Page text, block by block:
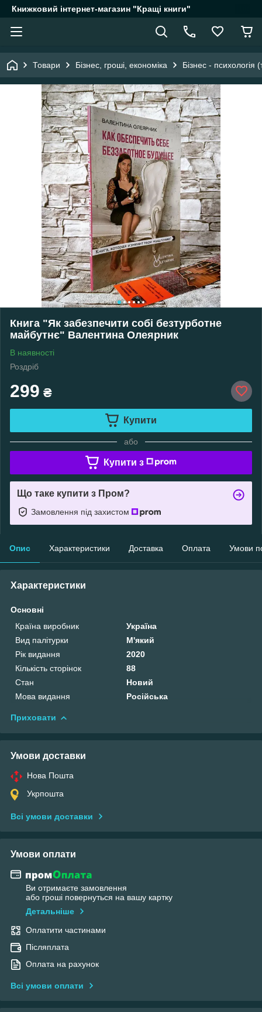
Книжковий інтернет-магазин "Кращі книги"
Товари Бізнес, гроші, економіка Бізнес - психологія
Книга "Як забезпечити собі безтурботне
майбутнє" Валентина Олеярник
В наявності
Роздріб
299 ₴
Купити
або
Купити з
Що таке купити з Пром?
Замовлення під захистом
Опис Характеристики Доставка Оплата Умови
Характеристики
Основні
Країна виробник
Україна
Вид палітурки
М'який
Рік видання
2020
Кількість сторінок
88
Стан
Новий
Мова видання
Російська
Приховати
Умови доставки
Нова Пошта
Укрпошта
Всі умови доставки
Умови оплати
Ви отримаєте замовлення
або гроші повернуться на вашу картку
Детальніше
Оплатити частинами
Післяплата
Оплата на рахунок
Всі умови оплати